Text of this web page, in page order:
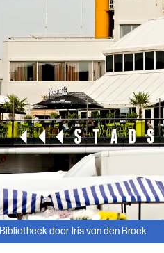
door Iris van den Broek